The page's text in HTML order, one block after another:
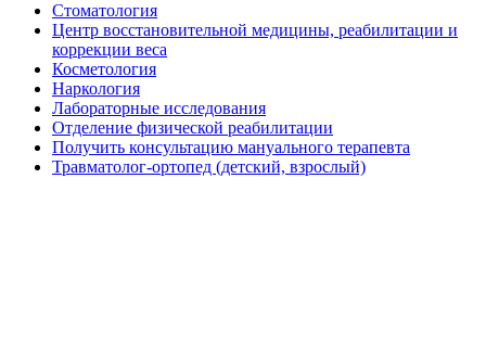
Стоматология
Центр восстановительной медицины, реабилитации и
коррекции веса
Косметология
Наркология
Лабораторные исследования
Отделение физической реабилитации
Получить консультацию мануального терапевта
Травматолог-ортопед (детский, взрослый)